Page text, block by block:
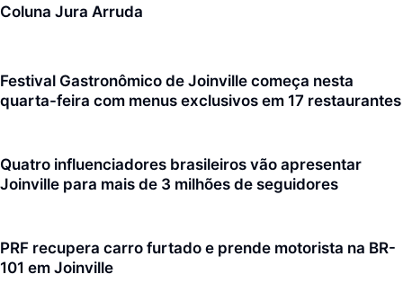
Coluna Jura Arruda
Festival Gastronômico de Joinville começa nesta
quarta-feira com menus exclusivos em 17 restaurantes
Quatro influenciadores brasileiros vão apresentar
Joinville para mais de 3 milhões de seguidores
PRF recupera carro furtado e prende motorista na BR-
101 em Joinville